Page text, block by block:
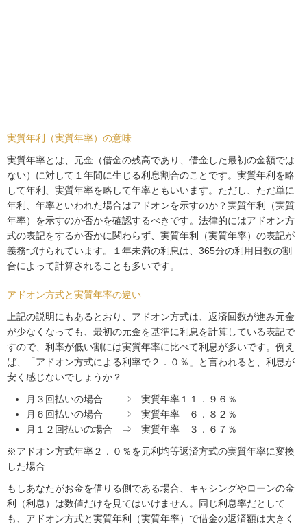
実質年利（実質年率）の意味
実質年率とは、元金（借金の残高であり、借金した最初の金額では
ない）に対して１年間に生じる利息割合のことです。実質年利を略
して年利、実質年率を略して年率ともいいます。ただし、ただ単に
年利、年率といわれた場合はアドオンを示すのか？実質年利（実質
年率）を示すのか否かを確認するべきです。法律的にはアドオン方
式の表記をするか否かに関わらず、実質年利（実質年率）の表記が
義務づけられています。１年未満の利息は、365分の利用日数の割
合によって計算されることも多いです。
アドオン方式と実質年率の違い
上記の説明にもあるとおり、アドオン方式は、返済回数が進み元金
が少なくなっても、最初の元金を基準に利息を計算している表記で
すので、利率が低い割には実質年率に比べて利息が多いです。例え
ば、「アドオン方式による利率で２．０％」と言われると、利息が
安く感じないでしょうか？
月３回払いの場合 ⇒ 実質年率１１．９６％
月６回払いの場合 ⇒ 実質年率 ６．８２％
月１２回払いの場合 ⇒ 実質年率 ３．６７％
※アドオン方式年率２．０％を元利均等返済方式の実質年率に変換
した場合
もしあなたがお金を借りる側である場合、キャシングやローンの金
利（利息）は数値だけを見てはいけません。同じ利息率だとして
も、アドオン方式と実質年利（実質年率）で借金の返済額は大きく